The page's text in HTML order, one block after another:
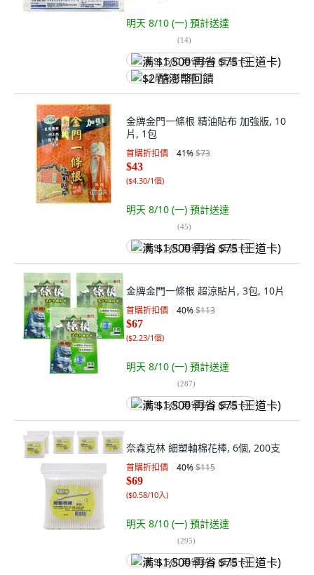
明天 8/10 (一) 預計送達
(14)
满 $1,500 再省 $75 (王道卡)
$2 酷澎幣回饋
金牌金門一條根 精油貼布 加強版, 10
片, 1包
首購折扣價 41%$73
$43
($4.30/1個)
明天 8/10 (一) 預計送達
(45)
满 $1,500 再省 $75 (王道卡)
金牌金門一條根 超涼貼片, 3包, 10片
首購折扣價 40%$113
$67
($2.23/1個)
明天 8/10 (一) 預計送達
(287)
满 $1,500 再省 $75 (王道卡)
奈森克林 細塑軸棉花棒, 6個, 200支
首購折扣價 40%$115
$69
($0.58/10入)
明天 8/10 (一) 預計送達
(295)
满 $1,500 再省 $75 (王道卡)